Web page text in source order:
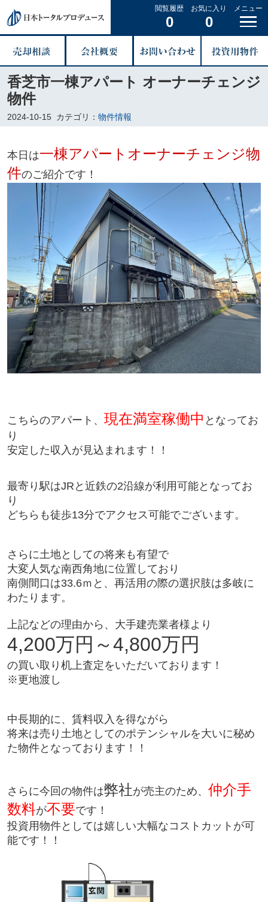
閲覧履歴
0
お気に入り
0
メニュー
香芝市一棟アパート オーナーチェンジ
物件
2024-10-15 カテゴリ： 物件情報
本日は一棟アパートオーナーチェンジ物
件のご紹介です！
こちらのアパート、 現在満室稼働中 となってお
り
安定した収入が見込まれます！！
最寄り駅はJRと近鉄の2沿線が利用可能となってお
り
どちらも徒歩13分でアクセス可能でございます。
さらに土地としての将来も有望で
大変人気な南西角地に位置しており
南側間口は33.6ｍと、再活用の際の選択肢は多岐に
わたります。
上記などの理由から、大手建売業者様より
4,200万円～4,800万円
の買い取り机上査定をいただいております！
※更地渡し
中長期的に、賃料収入を得ながら
将来は売り土地としてのポテンシャルを大いに秘め
た物件となっております！！
さらに今回の物件は弊社が売主のため、 仲介手
数料が不要です！
投資用物件としては嬉しい大幅なコストカットが可
能です！！